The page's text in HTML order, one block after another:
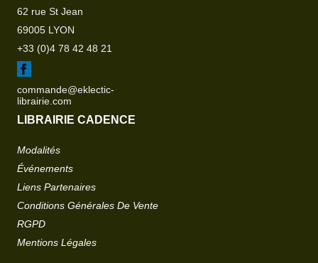
62 rue St Jean
69005 LYON
+33 (0)4 78 42 48 21
commande@eklectic-
librairie.com
LIBRAIRIE CADENCE
Modalités
Événements
Liens Partenaires
Conditions Générales De Vente
RGPD
Mentions Légales